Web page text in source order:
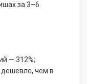
за 3–6
— 312%;
дешевле, чем в